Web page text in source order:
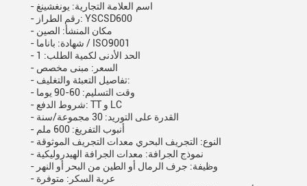
- اسم العلامة التجارية: يونغشينغ
- رقم الطراز: YSCSD600
- مكان المنشأ: الصين
- شهادة: باناما / ISO9001
- الحد الأدنى لكمية الطلب: 1
- السعر: مبنى مخصص
- تفاصيل التعبئة والتغليف:
- وقت التسليم: 60-90 يوما
- شروط الدفع: TT و LC
- القدرة على التوريد: 30 مجموعة/سنة
- أنبوب التفريغ: 600 ملم
- النوع: التجريف البحري معدات التجريف الموثوقة
- نموذج الجرافة: معدات الجرافة الهيدروليكية
- وظيفة: جرف الرمال أو الطين من البحر أو النهر
- عربة السكر: متوفرة